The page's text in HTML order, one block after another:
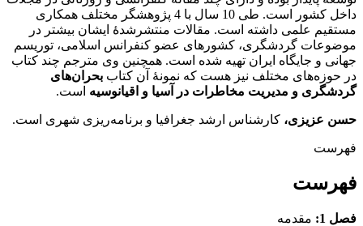
داخل کشور است. طی 10 سال با 4 پژوهشگر مختلف همکاری
مستقیم علمی داشته است. مقالات منتشرشدۀ ایشان بیشتر در
موضوعات گردشگری، کشورهای عضو کنفرانس اسلامی، توریسم
جهانی و جایگاه ایران تهیه شده است. همچنین وی مترجم چند کتاب
در حوزه‌های مختلف نیز هست که نمونۀ آن کتاب بحران‌های
گردشگری و مدیریت مخاطرات در آسیا و اقیانوسیه است.
حسن عزیزی، کارشناس ارشد جغرافیا و برنامه‌ریزی شهری است.
فهرست
فهرست
فصل 1: مقدمه